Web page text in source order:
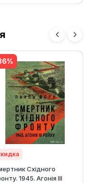
Східного
1945. Агонія III